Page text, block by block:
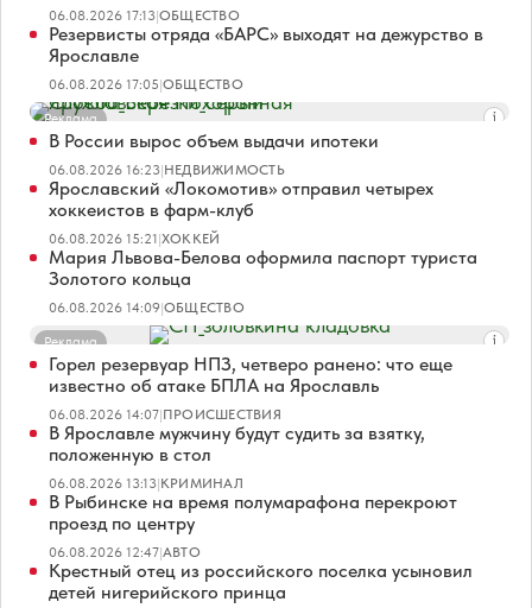
06.08.2026 17:13|ОБЩЕСТВО
Резервисты отряда «БАРС» выходят на дежурство в
Ярославле
06.08.2026 17:05|ОБЩЕСТВО
Реклама
В России вырос объем выдачи ипотеки
06.08.2026 16:23|НЕДВИЖИМОСТЬ
Ярославский «Локомотив» отправил четырех
хоккеистов в фарм-клуб
06.08.2026 15:21|ХОККЕЙ
Мария Львова-Белова оформила паспорт туриста
Золотого кольца
06.08.2026 14:09|ОБЩЕСТВО
Реклама
Горел резервуар НПЗ, четверо ранено: что еще
известно об атаке БПЛА на Ярославль
06.08.2026 14:07|ПРОИСШЕСТВИЯ
В Ярославле мужчину будут судить за взятку,
положенную в стол
06.08.2026 13:13|КРИМИНАЛ
В Рыбинске на время полумарафона перекроют
проезд по центру
06.08.2026 12:47|АВТО
Крестный отец из российского поселка усыновил
детей нигерийского принца